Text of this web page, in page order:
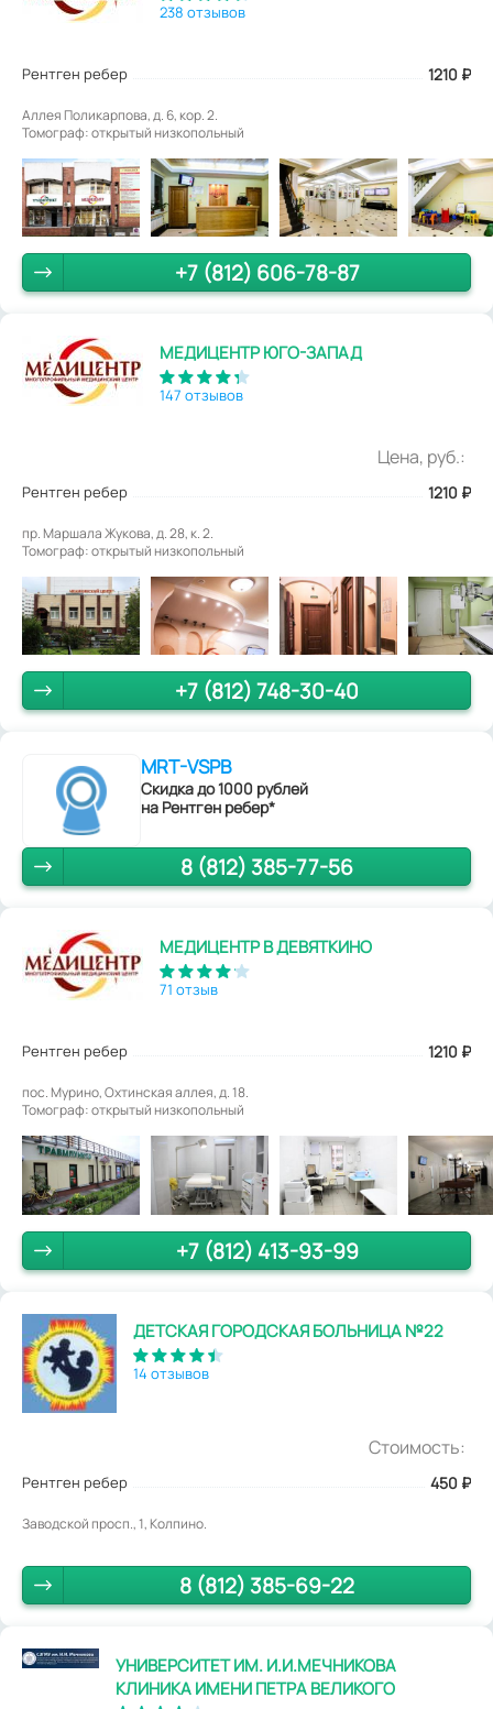
238 отзывов
Рентген ребер 1210 ₽
Аллея Поликарпова, д. 6, кор. 2.
Томограф: открытый низкопольный
+7 (812) 606-78-87
МЕДИЦЕНТР ЮГО-ЗАПАД
147 отзывов
Цена, руб.:
Рентген ребер 1210 ₽
пр. Маршала Жукова, д. 28, к. 2.
Томограф: открытый низкопольный
+7 (812) 748-30-40
MRT-VSPB
Скидка до 1000 рублей
на Рентген ребер*
8 (812) 385-77-56
МЕДИЦЕНТР В ДЕВЯТКИНО
71 отзыв
Рентген ребер 1210 ₽
пос. Мурино, Охтинская аллея, д. 18.
Томограф: открытый низкопольный
+7 (812) 413-93-99
ДЕТСКАЯ ГОРОДСКАЯ БОЛЬНИЦА №22
14 отзывов
Стоимость:
Рентген ребер 450 ₽
Заводской просп., 1, Колпино.
8 (812) 385-69-22
УНИВЕРСИТЕТ ИМ. И.И.МЕЧНИКОВА
КЛИНИКА ИМЕНИ ПЕТРА ВЕЛИКОГО